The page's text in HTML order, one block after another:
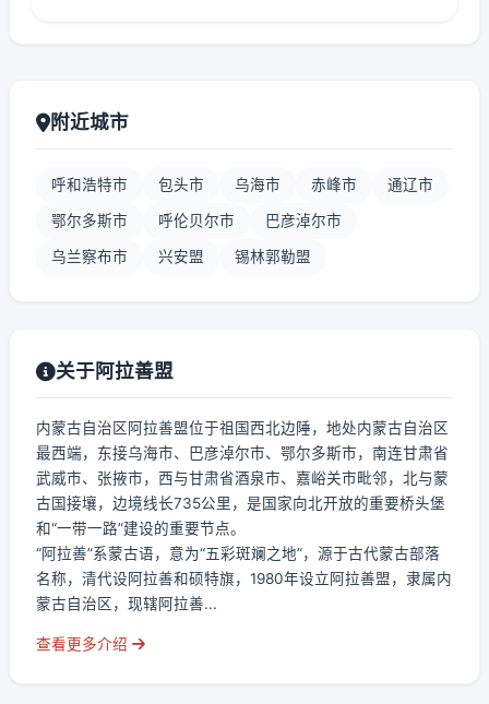
附近城市
呼和浩特市 包头市 乌海市 赤峰市 通辽市
鄂尔多斯市 呼伦贝尔市 巴彦淖尔市
乌兰察布市 兴安盟 锡林郭勒盟
关于阿拉善盟
内蒙古自治区阿拉善盟位于祖国西北边陲，地处内蒙古自治区
最西端，东接乌海市、巴彦淖尔市、鄂尔多斯市，南连甘肃省
武威市、张掖市，西与甘肃省酒泉市、嘉峪关市毗邻，北与蒙
古国接壤，边境线长735公里，是国家向北开放的重要桥头堡
和“一带一路”建设的重要节点。
“阿拉善”系蒙古语，意为“五彩斑斓之地”，源于古代蒙古部落
名称，清代设阿拉善和硕特旗，1980年设立阿拉善盟，隶属内
蒙古自治区，现辖阿拉善...
查看更多介绍